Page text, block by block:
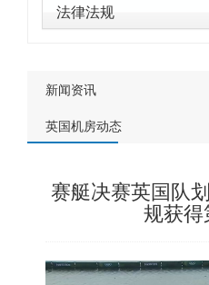
法律法规
新闻资讯
英国机房动态
赛艇决赛英国队
规获得